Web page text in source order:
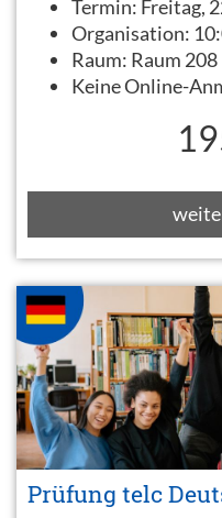
Termin: Freitag,
Organisation:
Raum: Raum 208
Keine Online-
Prüfung telc